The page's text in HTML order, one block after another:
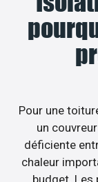
Pour une
un
déficiente
chaleur
budget.